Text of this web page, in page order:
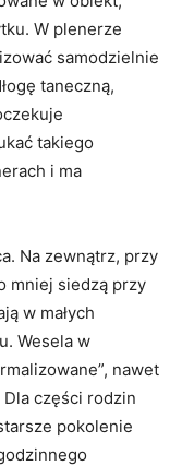
W plenerze
samodzielnie
taneczną,
takiego
i ma
Na zewnątrz, przy
mniej siedzą przy
w małych
Wesela w
nawet
części rodzin
pokolenie